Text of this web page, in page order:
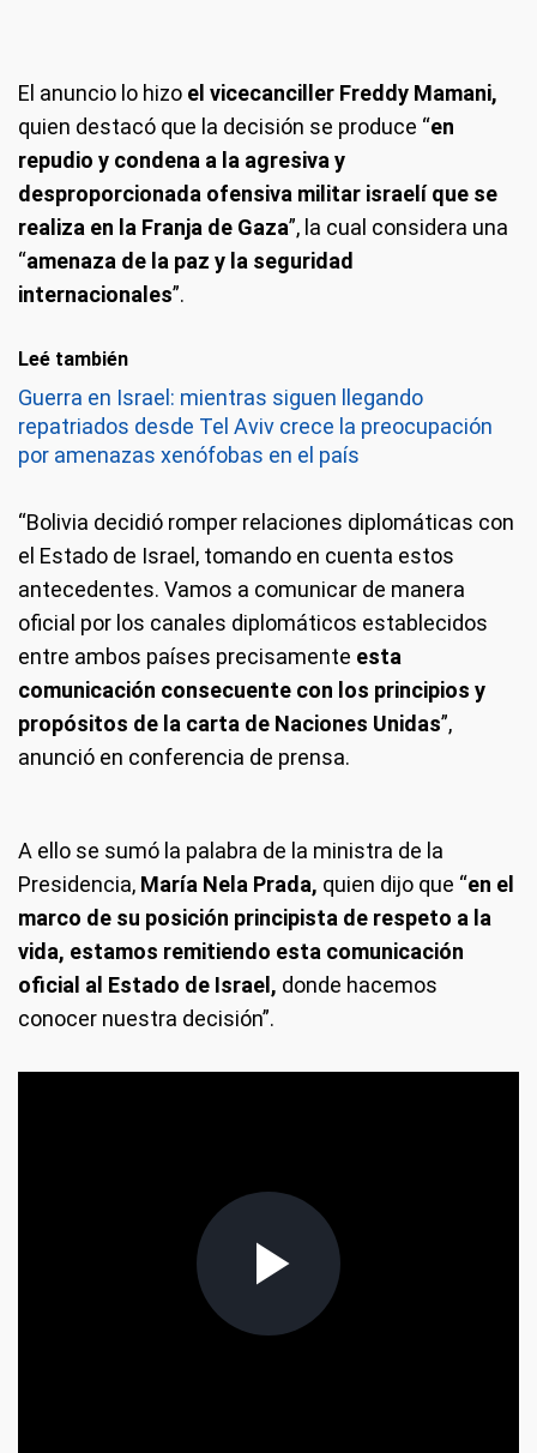
El anuncio lo hizo el vicecanciller Freddy Mamani,
quien destacó que la decisión se produce “en
repudio y condena a la agresiva y
desproporcionada ofensiva militar israelí que se
realiza en la Franja de Gaza”, la cual considera una
“amenaza de la paz y la seguridad
internacionales”.
Leé también
Guerra en Israel: mientras siguen llegando
repatriados desde Tel Aviv crece la preocupación
por amenazas xenófobas en el país
“Bolivia decidió romper relaciones diplomáticas con
el Estado de Israel, tomando en cuenta estos
antecedentes. Vamos a comunicar de manera
oficial por los canales diplomáticos establecidos
entre ambos países precisamente esta
comunicación consecuente con los principios y
propósitos de la carta de Naciones Unidas”,
anunció en conferencia de prensa.
A ello se sumó la palabra de la ministra de la
Presidencia, María Nela Prada, quien dijo que “en el
marco de su posición principista de respeto a la
vida, estamos remitiendo esta comunicación
oficial al Estado de Israel, donde hacemos
conocer nuestra decisión”.